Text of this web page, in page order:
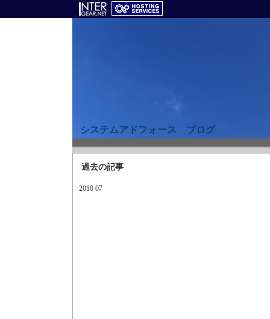
システムアドフォース ブログ
過去の記事
2010 07